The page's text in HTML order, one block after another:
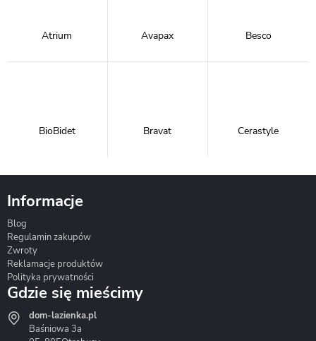
Atrium Avapax Besco
BioBidet Bravat Cerastyle
Hydrostop
Informacje
Blog
Regulamin zakupów
Zwroty
Reklamacje produktów
Polityka prywatności
Gdzie się mieścimy
dom-lazienka.pl
Baśniowa 3a